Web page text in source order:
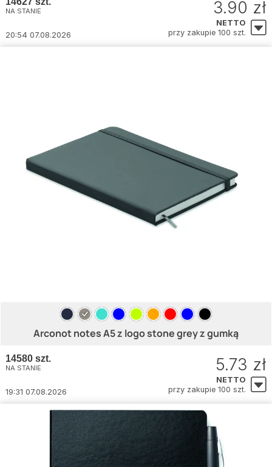
NA STANIE
20:54 07.08.2026
3.90 zł
NETTO
przy zakupie 100 szt.
Arconot notes A5 z logo stone grey z gumką
14580 szt.
NA STANIE
19:31 07.08.2026
5.73 zł
NETTO
przy zakupie 100 szt.